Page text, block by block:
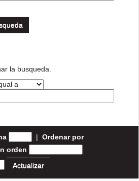
la busqueda.
| Ordenar por
orden